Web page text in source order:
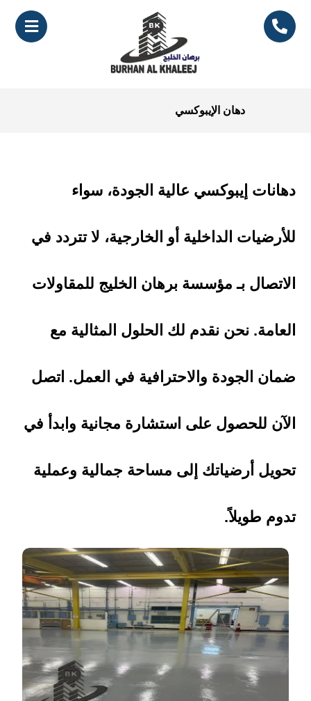
دهان الإيبوكسي
دهانات إيبوكسي عالية الجودة، سواء
للأرضيات الداخلية أو الخارجية، لا تتردد في
الاتصال بـ مؤسسة برهان الخليج للمقاولات
العامة. نحن نقدم لك الحلول المثالية مع
ضمان الجودة والاحترافية في العمل. اتصل
الآن للحصول على استشارة مجانية وابدأ في
تحويل أرضياتك إلى مساحة جمالية وعملية
تدوم طويلاً.